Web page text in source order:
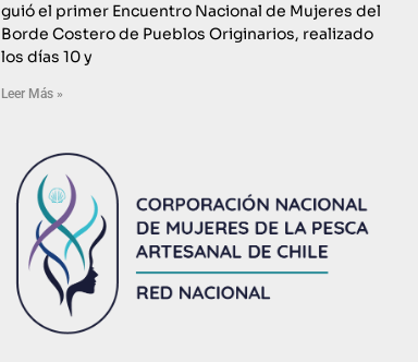
guió el primer Encuentro Nacional de Mujeres del
Borde Costero de Pueblos Originarios, realizado
los días 10 y
Leer Más »